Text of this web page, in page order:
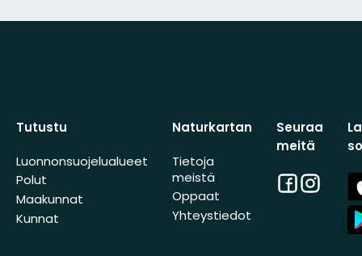
Tutustu
Luonnonsuojelualueet
Polut
Maakunnat
Kunnat
Naturkartan
Tietoja
meistä
Oppaat
Yhteystiedot
Seuraa
meitä
Facebook